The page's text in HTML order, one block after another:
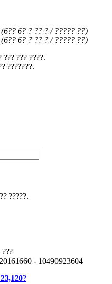
(6?? 6? ? ?? ? / ????? ??)
(6?? 6? ? ?? ? / ????? ??)
??? ??? ????.
???????.
?????.
???
- 10490923604
23,120?